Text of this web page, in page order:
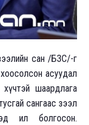
сан /БЗС/-г
асуудал
шаардлага
сангаас зээл
ил болгосон.